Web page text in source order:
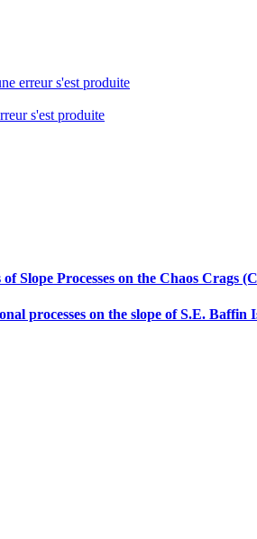
erreur s'est produite
s'est produite
Slope Processes on the Chaos Crags
processes on the slope of S.E.